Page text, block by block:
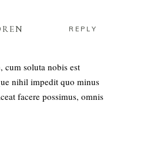
REPLY
cum soluta nobis est
nihil impedit quo minus
facere possimus, omnis